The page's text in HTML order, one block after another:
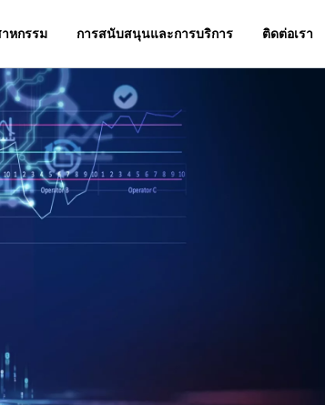
หกรรม การสนับสนุนและการบริการ ติดต่อเรา